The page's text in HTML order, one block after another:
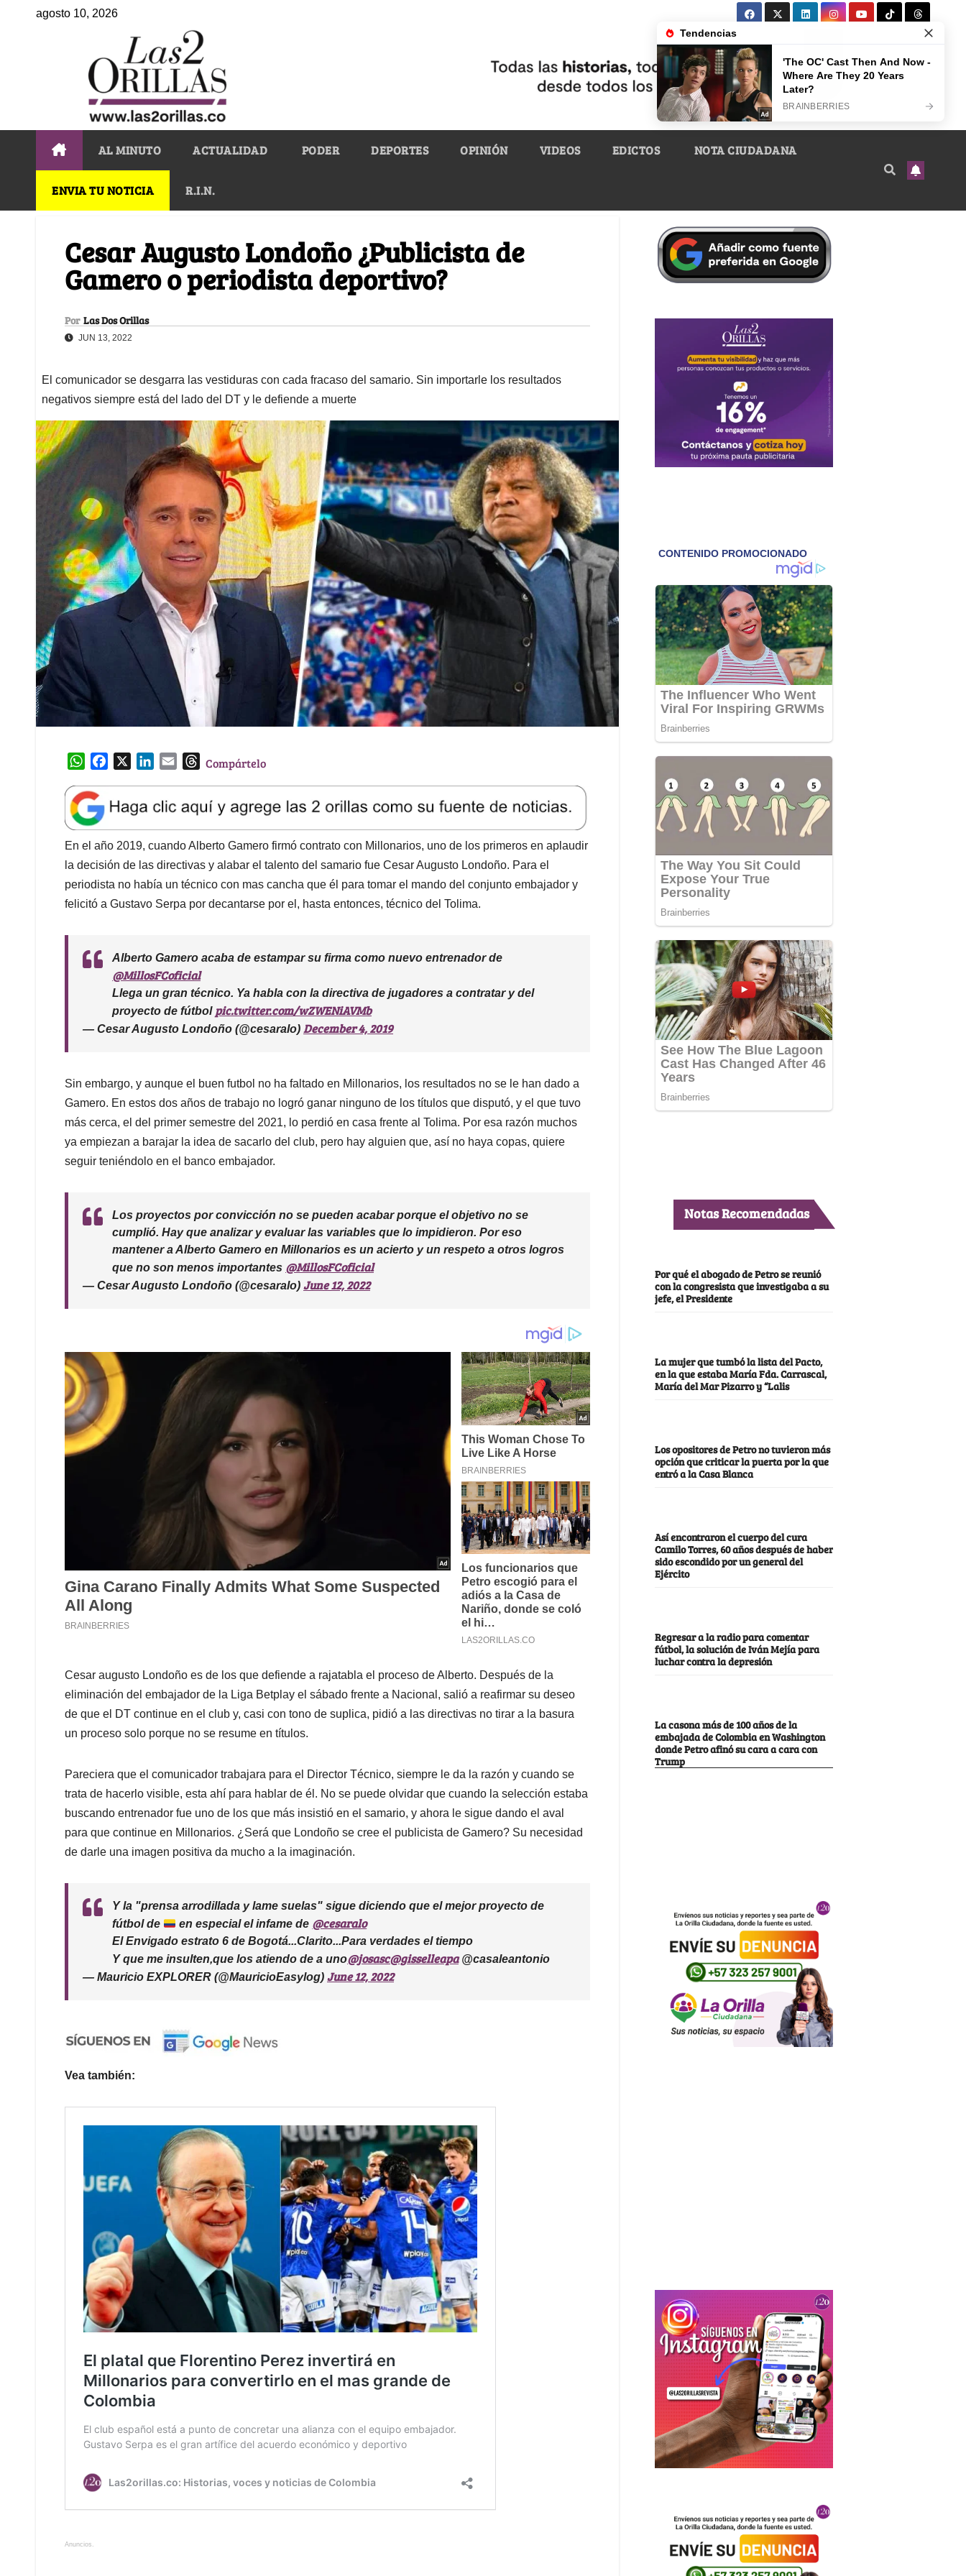
agosto 10, 2026
AL MINUTO ACTUALIDAD PODER DEPORTES OPINIÓN VIDEOS EDICTOS NOTA CIUDADANA
ENVIA TU NOTICIA R.I.N.
Cesar Augusto Londoño ¿Publicista de
Gamero o periodista deportivo?
Por Las Dos Orillas
JUN 13, 2022
El comunicador se desgarra las vestiduras con cada fracaso del samario. Sin importarle los resultados
negativos siempre está del lado del DT y le defiende a muerte
W
a
t
s
A
p
p
e
b
o
o
k
k
e
d
I
n
l
T
e
a
d
s
Compártelo
En el año 2019, cuando Alberto Gamero firmó contrato con Millonarios, uno de los primeros en aplaudir
la decisión de las directivas y alabar el talento del samario fue Cesar Augusto Londoño. Para el
periodista no había un técnico con mas cancha que él para tomar el mando del conjunto embajador y
felicitó a Gustavo Serpa por decantarse por el, hasta entonces, técnico del Tolima.
Alberto Gamero acaba de estampar su firma como nuevo entrenador de
@MillosFCoficial
Llega un gran técnico. Ya habla con la directiva de jugadores a contratar y del
proyecto de fútbol pic.twitter.com/wZWENiAVMb
— Cesar Augusto Londoño (@cesaralo) December 4, 2019
Sin embargo, y aunque el buen futbol no ha faltado en Millonarios, los resultados no se le han dado a
Gamero. En estos dos años de trabajo no logró ganar ninguno de los títulos que disputó, y el que tuvo
más cerca, el del primer semestre del 2021, lo perdió en casa frente al Tolima. Por esa razón muchos
ya empiezan a barajar la idea de sacarlo del club, pero hay alguien que, así no haya copas, quiere
seguir teniéndolo en el banco embajador.
Los proyectos por convicción no se pueden acabar porque el objetivo no se
cumplió. Hay que analizar y evaluar las variables que lo impidieron. Por eso
mantener a Alberto Gamero en Millonarios es un acierto y un respeto a otros logros
que no son menos importantes @MillosFCoficial
— Cesar Augusto Londoño (@cesaralo) June 12, 2022
Cesar augusto Londoño es de los que defiende a rajatabla el proceso de Alberto. Después de la
eliminación del embajador de la Liga Betplay el sábado frente a Nacional, salió a reafirmar su deseo
de que el DT continue en el club y, casi con tono de suplica, pidió a las directivas no tirar a la basura
un proceso solo porque no se resume en títulos.
Pareciera que el comunicador trabajara para el Director Técnico, siempre le da la razón y cuando se
trata de hacerlo visible, esta ahí para hablar de él. No se puede olvidar que cuando la selección estaba
buscando entrenador fue uno de los que más insistió en el samario, y ahora le sigue dando el aval
para que continue en Millonarios. ¿Será que Londoño se cree el publicista de Gamero? Su necesidad
de darle una imagen positiva da mucho a la imaginación.
Y la "prensa arrodillada y lame suelas" sigue diciendo que el mejor proyecto de
fútbol de
en especial el infame de @cesaralo
El Envigado estrato 6 de Bogotá...Clarito...Para verdades el tiempo
Y que me insulten,que los atiendo de a uno@josasc@gisselleapa@casaleantonio
— Mauricio EXPLORER (@MauricioEasylog) June 12, 2022
Vea también:
Anuncios.
Notas Recomendadas
Por qué el abogado de Petro se reunió
con la congresista que investigaba a su
jefe, el Presidente
La mujer que tumbó la lista del Pacto,
en la que estaba María Fda. Carrascal,
María del Mar Pizarro y “Lalis
Los opositores de Petro no tuvieron más
opción que criticar la puerta por la que
entró a la Casa Blanca
Así encontraron el cuerpo del cura
Camilo Torres, 60 años después de haber
sido escondido por un general del
Ejército
Regresar a la radio para comentar
fútbol, la solución de Iván Mejía para
luchar contra la depresión
La casona más de 100 años de la
embajada de Colombia en Washington
donde Petro afinó su cara a cara con
Trump